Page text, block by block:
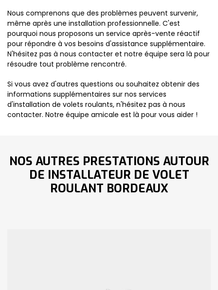
Nous comprenons que des problèmes peuvent survenir,
même après une installation professionnelle. C'est
pourquoi nous proposons un service après-vente réactif
pour répondre à vos besoins d'assistance supplémentaire.
N'hésitez pas à nous contacter et notre équipe sera là pour
résoudre tout problème rencontré.
Si vous avez d'autres questions ou souhaitez obtenir des
informations supplémentaires sur nos services
d'installation de volets roulants, n'hésitez pas à nous
contacter. Notre équipe amicale est là pour vous aider !
NOS AUTRES PRESTATIONS AUTOUR
DE INSTALLATEUR DE VOLET
ROULANT BORDEAUX